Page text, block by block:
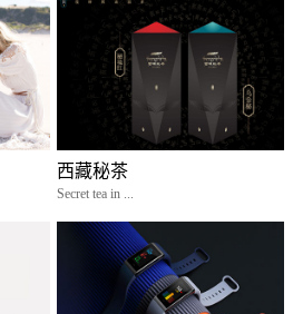
西藏秘茶
Secret tea in ...